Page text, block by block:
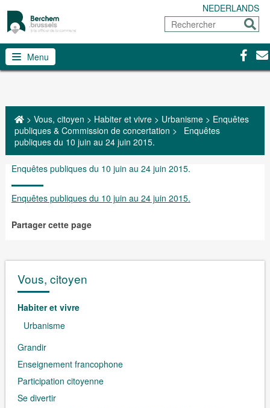
NEDERLANDS
Rechercher
Menu
> Vous, citoyen > Habiter et vivre> Urbanisme> Enquêtes
publiques & Commission de concertation >
Enquêtes
publiques du 10 juin au 24 juin 2015.
Enquêtes publiques du 10 juin au 24 juin 2015.
Enquêtes publiques du 10 juin au 24 juin 2015.
Partager cette page
Vous, citoyen
Habiter et vivre
Urbanisme
Grandir
Enseignement francophone
Participation citoyenne
Se divertir